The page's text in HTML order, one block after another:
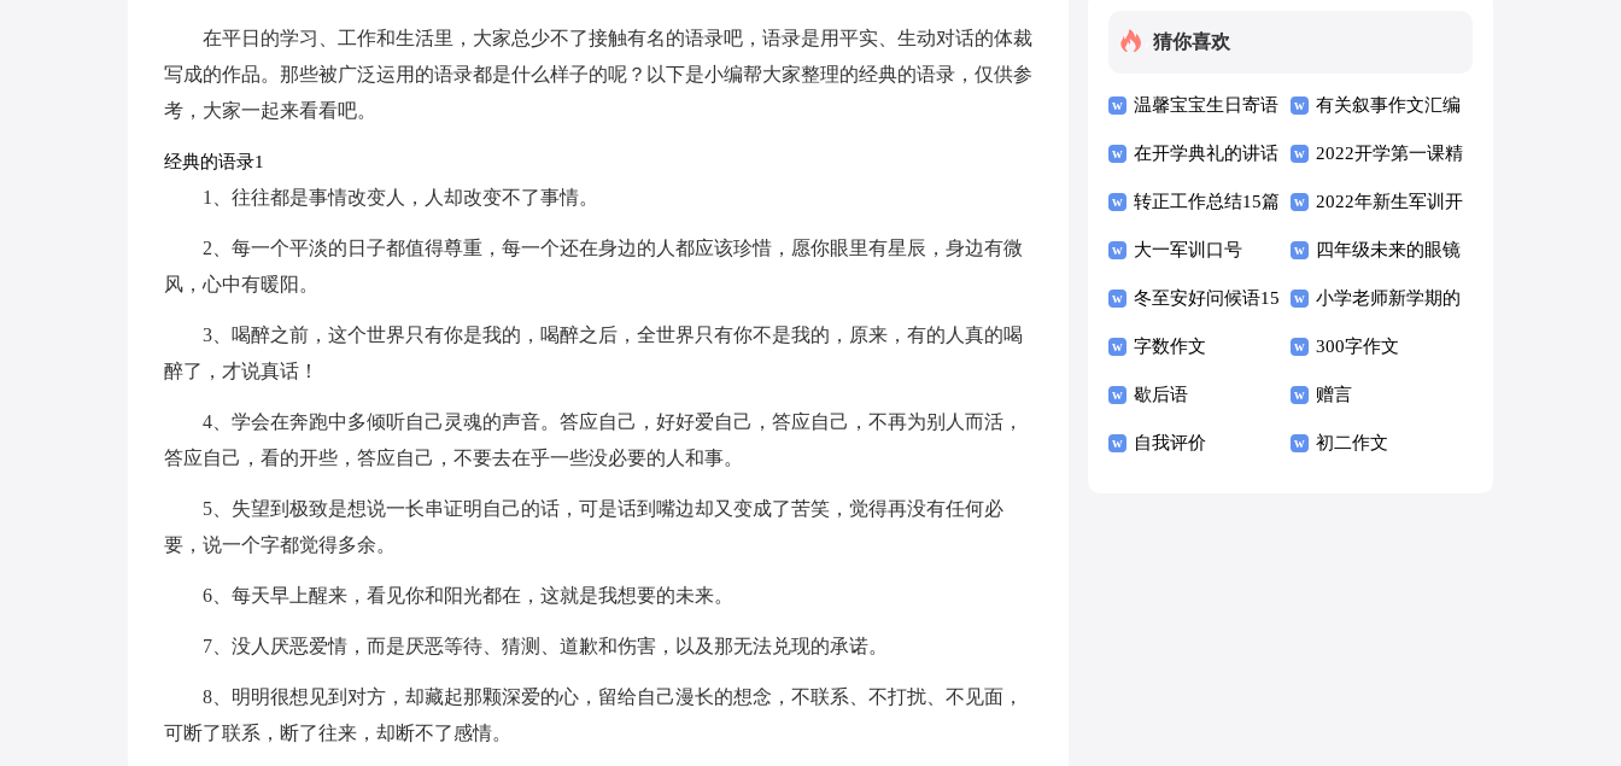
在平日的学习、工作和生活里，大家总少不了接触有名的语录吧，语录是用平实、生动对话的体裁
写成的作品。那些被广泛运用的语录都是什么样子的呢？以下是小编帮大家整理的经典的语录，仅供参
考，大家一起来看看吧。
经典的语录1
1、往往都是事情改变人，人却改变不了事情。
2、每一个平淡的日子都值得尊重，每一个还在身边的人都应该珍惜，愿你眼里有星辰，身边有微
风，心中有暖阳。
3、喝醉之前，这个世界只有你是我的，喝醉之后，全世界只有你不是我的，原来，有的人真的喝
醉了，才说真话！
4、学会在奔跑中多倾听自己灵魂的声音。答应自己，好好爱自己，答应自己，不再为别人而活，
答应自己，看的开些，答应自己，不要去在乎一些没必要的人和事。
5、失望到极致是想说一长串证明自己的话，可是话到嘴边却又变成了苦笑，觉得再没有任何必
要，说一个字都觉得多余。
6、每天早上醒来，看见你和阳光都在，这就是我想要的未来。
7、没人厌恶爱情，而是厌恶等待、猜测、道歉和伤害，以及那无法兑现的承诺。
8、明明很想见到对方，却藏起那颗深爱的心，留给自己漫长的想念，不联系、不打扰、不见面，
可断了联系，断了往来，却断不了感情。
猜你喜欢
温馨宝宝生日寄语
（通用30句）
有关叙事作文汇编
五篇
在开学典礼的讲话
稿（通用7篇）
2022开学第一课精
彩讲话稿（通用5
篇）
转正工作总结15篇 2022年新生军训开
营仪式校长讲话稿
（通用12篇）
大一军训口号 四年级未来的眼镜
作文三篇
冬至安好问候语15
篇
小学老师新学期的
发言稿范文（通用
5篇）
字数作文 300字作文
歇后语 赠言
自我评价 初二作文